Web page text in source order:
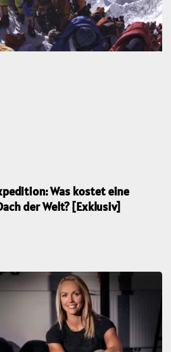
Was kostet eine
der Welt? [Exklusiv]